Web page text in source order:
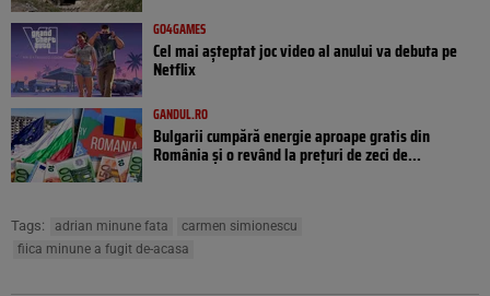
GO4GAMES
Cel mai așteptat joc video al anului va debuta pe
Netflix
GANDUL.RO
Bulgarii cumpără energie aproape gratis din
România și o revând la prețuri de zeci de...
Tags: adrian minune fata
carmen simionescu
fiica minune a fugit de-acasa